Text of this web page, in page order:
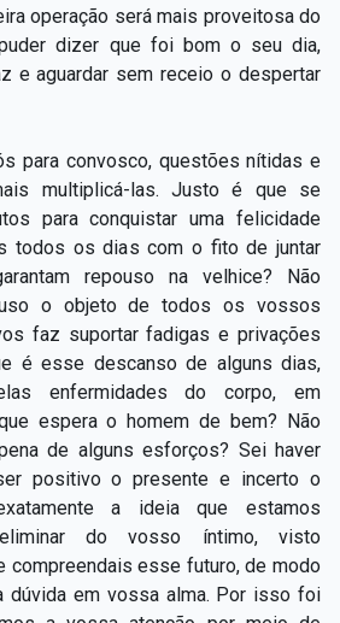
operação será mais proveitosa do
dizer que foi bom o seu dia,
e aguardar sem receio o despertar
para convosco, questões nítidas e
multiplicá-las. Justo é que se
para conquistar uma felicidade
todos os dias com o fito de juntar
repouso na velhice? Não
o objeto de todos os vossos
faz suportar fadigas e privações
é esse descanso de alguns dias,
enfermidades do corpo, em
espera o homem de bem? Não
de alguns esforços? Sei haver
positivo o presente e incerto o
a ideia que estamos
do vosso íntimo, visto
compreendais esse futuro, de modo
dúvida em vossa alma. Por isso foi